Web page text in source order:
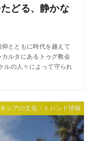
どる、静かな
とともに時代を越えて
ルタにあるトゥグ教会
ルの人々によって守られ
シアの文化・トレンド情報